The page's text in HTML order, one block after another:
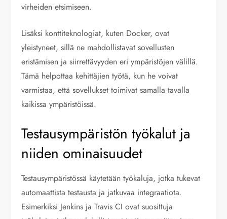
virheiden etsimiseen.
Lisäksi konttiteknologiat, kuten Docker, ovat
yleistyneet, sillä ne mahdollistavat sovellusten
eristämisen ja siirrettävyyden eri ympäristöjen välillä.
Tämä helpottaa kehittäjien työtä, kun he voivat
varmistaa, että sovellukset toimivat samalla tavalla
kaikissa ympäristöissä.
Testausympäristön työkalut ja
niiden ominaisuudet
Testausympäristössä käytetään työkaluja, jotka tukevat
automaattista testausta ja jatkuvaa integraatiota.
Esimerkiksi Jenkins ja Travis CI ovat suosittuja